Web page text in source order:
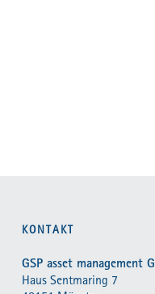
KONTAKT
GSP asset management
Haus Sentmaring 7